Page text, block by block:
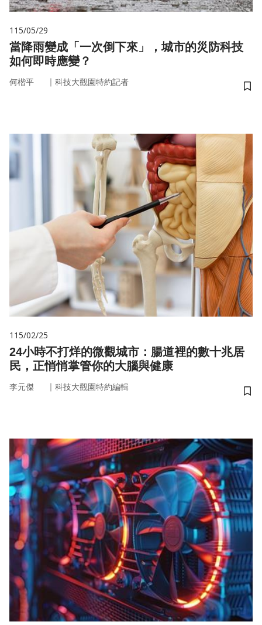
115/05/29
當降雨變成「一次倒下來」，城市的災防科技
如何即時應變？
何楷平 ｜ 科技大觀園特約記者
儲
115/02/25
24小時不打烊的微觀城市：腸道裡的數十兆居
民，正悄悄掌管你的大腦與健康
李元傑 ｜ 科技大觀園特約編輯
儲